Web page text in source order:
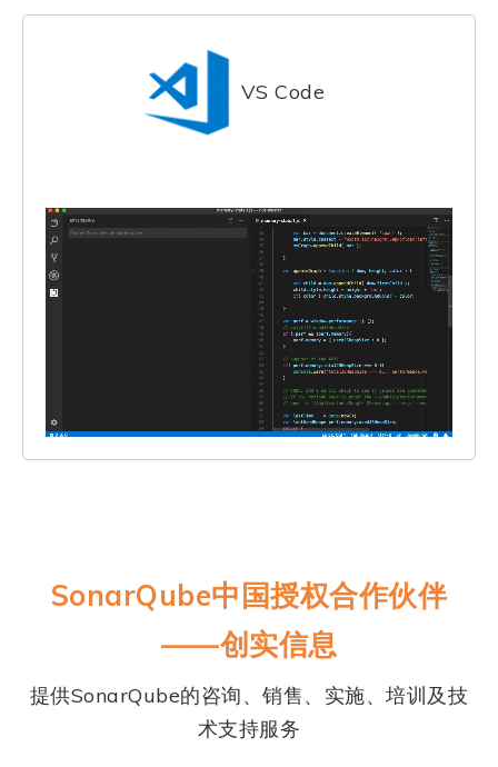
VS Code
SonarQube中国授权合作伙伴
——创实信息
提供SonarQube的咨询、销售、实施、培训及技
术支持服务